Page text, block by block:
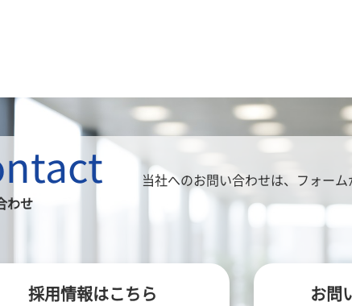
の
ペ
ジ
わせ
当社へのお問い合わせは、 フォーム
採用情報はこちら お問